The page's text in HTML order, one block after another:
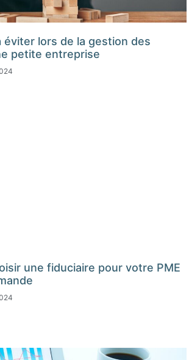
éviter lors de la gestion des
petite entreprise
une fiduciaire pour votre PME